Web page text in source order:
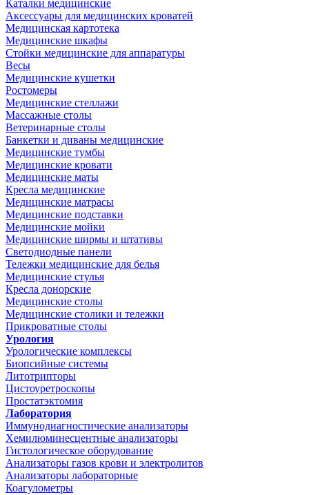
Каталки медицинские
Аксессуары для медицинских кроватей
Медицинская картотека
Медицинские шкафы
Стойки медицинские для аппаратуры
Весы
Медицинские кушетки
Ростомеры
Медицинские стеллажи
Массажные столы
Ветеринарные столы
Банкетки и диваны медицинские
Медицинские тумбы
Медицинские кровати
Медицинские маты
Кресла медицинские
Медицинские матрасы
Медицинские подставки
Медицинские мойки
Медицинские ширмы и штативы
Светодиодные панели
Тележки медицинские для белья
Медицинские стулья
Кресла донорские
Медицинские столы
Медицинские столики и тележки
Прикроватные столы
Урология
Урологические комплексы
Биопсийные системы
Литотрипторы
Цистоуретроскопы
Простатэктомия
Лаборатория
Иммунодиагностические анализаторы
Хемилюминесцентные анализаторы
Гистологическое оборудование
Анализаторы газов крови и электролитов
Анализаторы лабораторные
Коагулометры